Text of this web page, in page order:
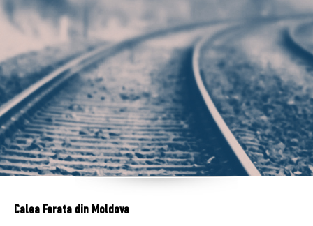
Calea Ferata din Moldova